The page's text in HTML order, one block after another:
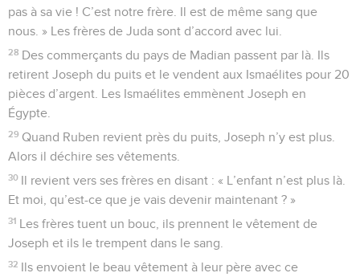
pas à sa vie ! C’est notre frère. Il est de même sang que
nous. » Les frères de Juda sont d’accord avec lui.
28 Des commerçants du pays de Madian passent par là. Ils
retirent Joseph du puits et le vendent aux Ismaélites pour 20
pièces d’argent. Les Ismaélites emmènent Joseph en
Égypte.
29 Quand Ruben revient près du puits, Joseph n’y est plus.
Alors il déchire ses vêtements.
30 Il revient vers ses frères en disant : « L’enfant n’est plus là.
Et moi, qu’est-ce que je vais devenir maintenant ? »
31 Les frères tuent un bouc, ils prennent le vêtement de
Joseph et ils le trempent dans le sang.
32 Ils envoient le beau vêtement à leur père avec ce